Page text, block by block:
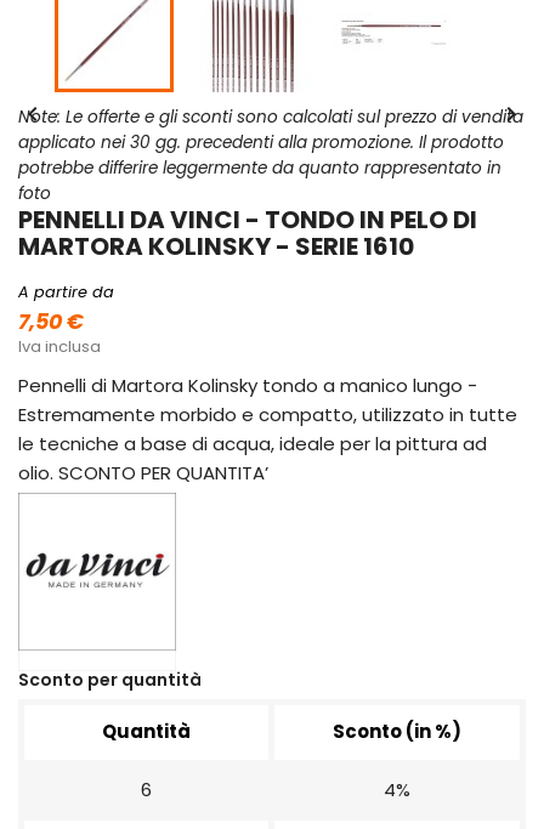
 
Note: Le offerte e gli sconti sono calcolati sul prezzo di vendita
applicato nei 30 gg. precedenti alla promozione. Il prodotto
potrebbe differire leggermente da quanto rappresentato in
foto
PENNELLI DA VINCI - TONDO IN PELO DI
MARTORA KOLINSKY - SERIE 1610
A partire da
7,50 €
Iva inclusa
Pennelli di Martora Kolinsky tondo a manico lungo -
Estremamente morbido e compatto, utilizzato in tutte
le tecniche a base di acqua, ideale per la pittura ad
olio. SCONTO PER QUANTITA’
Sconto per quantità
Quantità Sconto (in %)
6 4%